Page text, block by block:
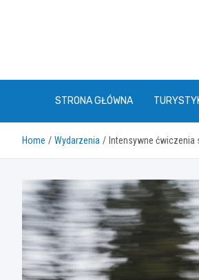
STRONA GŁÓWNA
Home Wydarzenia Intensywne